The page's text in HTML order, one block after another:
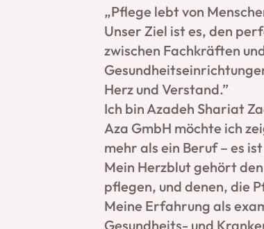
„Pflege lebt von
Unser Ziel ist es, den
zwischen Fachkräften
Herz und Verstand.”
Ich bin Azadeh Shariat
Aza GmbH möchte ich
mehr als ein Beruf – es
Mein Herzblut gehört
pflegen, und denen, die
Meine Erfahrung als
Gesundheits- und